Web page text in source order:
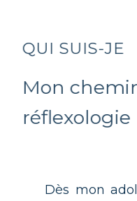
QUI SUIS-JE
Mon
Dès mon